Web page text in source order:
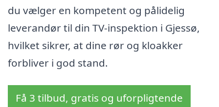
du vælger en kompetent og pålidelig
leverandør til din TV-inspektion i Gjessø,
hvilket sikrer, at dine rør og kloakker
forbliver i god stand.
Få 3 tilbud, gratis og uforpligtende